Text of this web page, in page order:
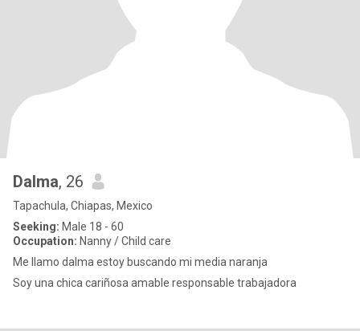
Dalma, 26
Tapachula, Chiapas, Mexico
Seeking: Male 18 - 60
Occupation: Nanny / Child care
Me llamo dalma estoy buscando mi media naranja
Soy una chica cariñosa amable responsable trabajadora